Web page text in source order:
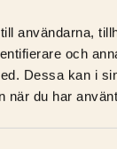
användarna,
och
Dessa kan i
när du har